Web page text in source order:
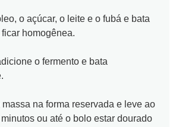
o açúcar, o leite e o fubá e bata
homogênea.
o fermento e bata
na forma reservada e leve ao
ou até o bolo estar dourado